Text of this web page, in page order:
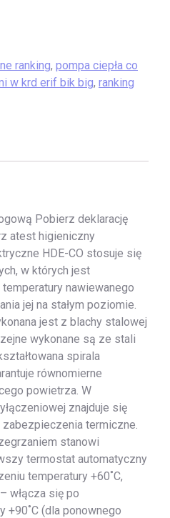
ranking, pompa ciepła co
w krd erif bik big, ranking
Pobierz deklarację
atest higieniczny
HDE-CO stosuje się
w których jest
nawiewanego
jej na stałym poziomie.
jest z blachy stalowej
wykonane są ze stali
spirala
równomierne
powietrza. W
znajduje się
termiczne.
stanowi
termostat automatyczny
temperatury +60˚C,
włącza się po
+90˚C (dla ponownego